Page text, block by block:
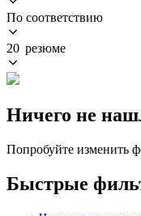
По соответствию
20 резюме
Ничего не
Попробуйте изменить
Быстрые